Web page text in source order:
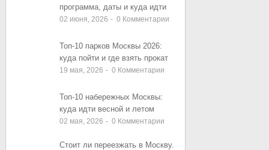
программа, даты и куда идти
02 июня, 2026 - 0 Комментарии
Топ-10 парков Москвы 2026:
куда пойти и где взять прокат
19 мая, 2026 - 0 Комментарии
Топ-10 набережных Москвы:
куда идти весной и летом
02 мая, 2026 - 0 Комментарии
Стоит ли переезжать в Москву.